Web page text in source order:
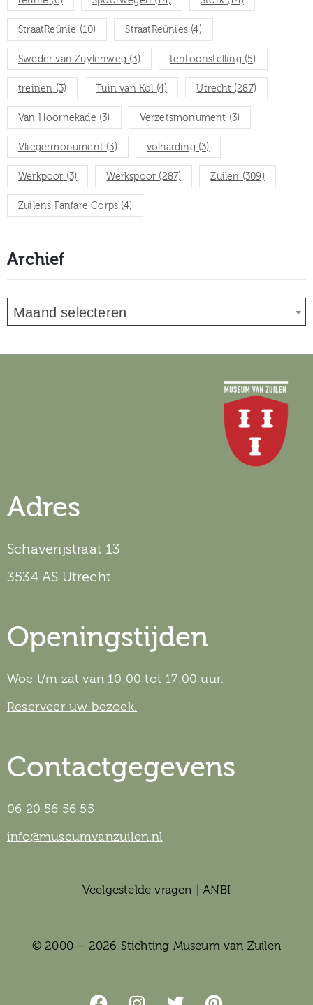
StraatReünie (10) StraatReünies (4)
Sweder van Zuylenweg (3) tentoonstelling(5)
treinen (3) Tuin van Kol (4) Utrecht(287)
Van Hoornekade (3) Verzetsmonument (3)
Vliegermonument (3) volharding(3)
Werkpoor (3) Werkspoor (287) Zuilen (309)
Zuilens Fanfare Corps (4)
Archief
Maand selecteren
Adres
Schaverijstraat 13
3534 AS Utrecht
Openingstijden
Woe t/m zat van 10:00 tot 17:00 uur.
Reserveer uw bezoek.
Contactgegevens
06 20 56 56 55
info@museumvanzuilen.nl
Veelgestelde vragen |ANBI
© 2000 – 2026 Stichting Museum van Zuilen